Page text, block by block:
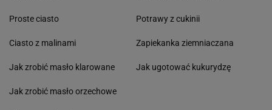
Proste ciasto
Ciasto z malinami
Jak zrobić masło klarowane
Jak zrobić masło orzechowe
Potrawy z cukinii
Zapiekanka ziemniaczana
Jak ugotować kukurydzę